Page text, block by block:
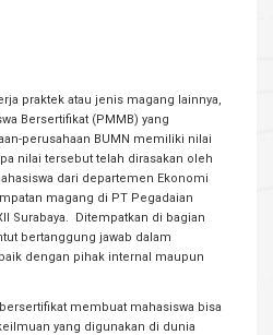
praktek atau jenis magang lainnya,
Bersertifikat (PMMB) yang
perusahaan BUMN memiliki nilai
nilai tersebut telah dirasakan oleh
dari departemen Ekonomi
magang di PT Pegadaian
Surabaya. Ditempatkan di bagian
bertanggung jawab dalam
dengan pihak internal maupun
membuat mahasiswa bisa
yang digunakan di dunia